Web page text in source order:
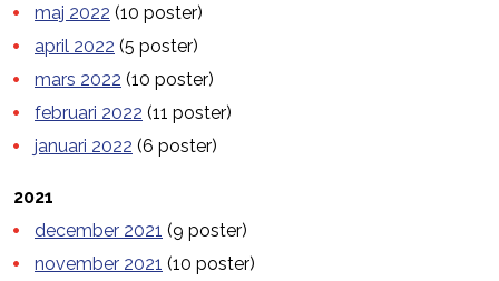
maj 2022 (10 poster)
april 2022 (5 poster)
mars 2022 (10 poster)
februari 2022 (11 poster)
januari 2022 (6 poster)
2021
december 2021 (9 poster)
november 2021 (10 poster)